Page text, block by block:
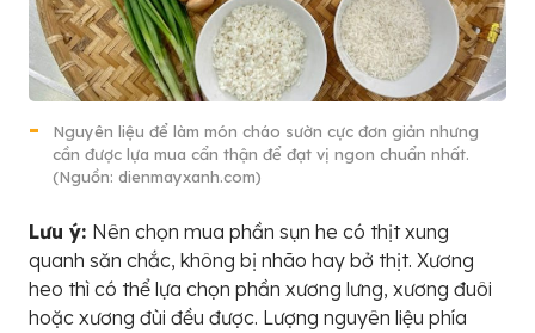
Nguyên liệu để làm món cháo sườn cực đơn giản nhưng
cần được lựa mua cẩn thận để đạt vị ngon chuẩn nhất.
(Nguồn: dienmayxanh.com)
Lưu ý: Nên chọn mua phần sụn he có thịt xung
quanh săn chắc, không bị nhão hay bở thịt. Xương
heo thì có thể lựa chọn phần xương lưng, xương đuôi
hoặc xương đùi đều được. Lượng nguyên liệu phía